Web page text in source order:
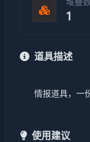
1
道具描述
情报道具，一
使用建议